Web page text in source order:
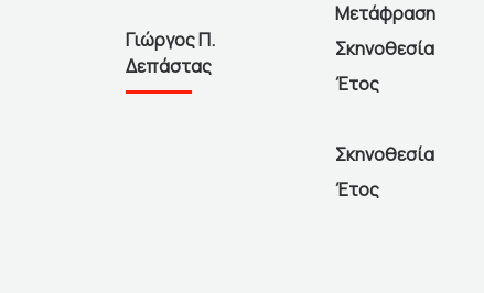
Γιώργος Π.
Δεπάστας
Μετάφραση
Σκηνοθεσία
Έτος
Σκηνοθεσία
Έτος